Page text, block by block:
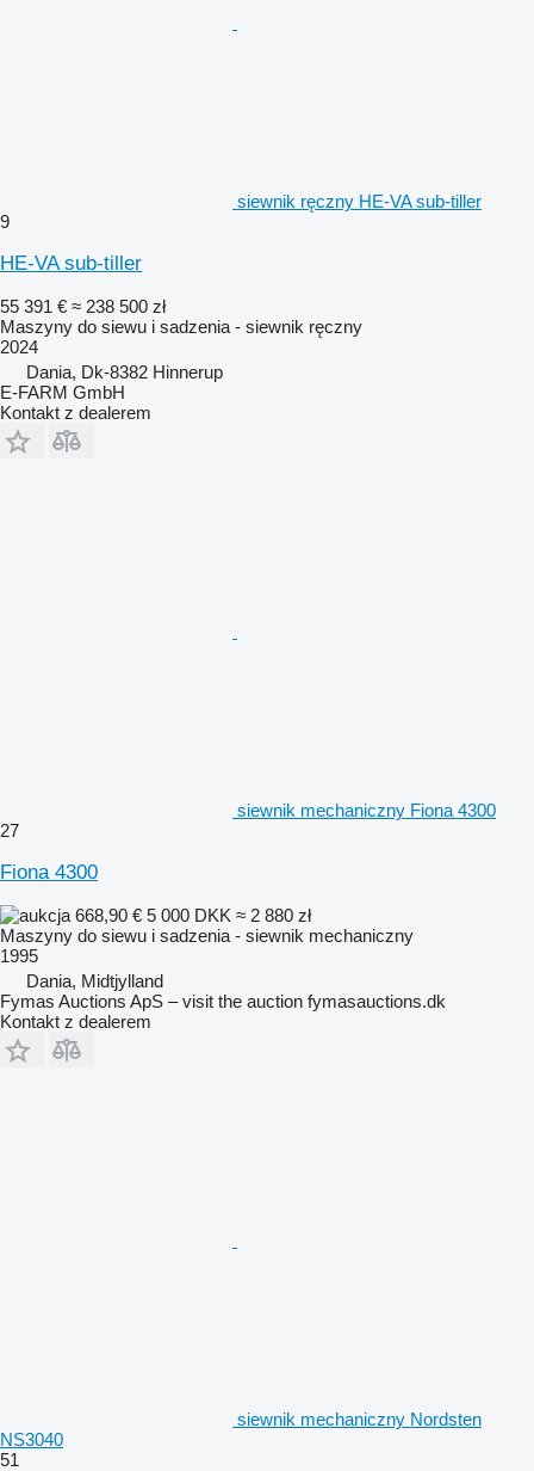
siewnik ręczny HE-VA sub-tiller
9
HE-VA sub-tiller
55 391 € ≈ 238 500 zł
Maszyny do siewu i sadzenia - siewnik ręczny
2024
Dania, Dk-8382 Hinnerup
E-FARM GmbH
Kontakt z dealerem
siewnik mechaniczny Fiona 4300
27
Fiona 4300
668,90 € 5 000 DKK ≈ 2 880 zł
Maszyny do siewu i sadzenia - siewnik mechaniczny
1995
Dania, Midtjylland
Fymas Auctions ApS – visit the auction fymasauctions.dk
Kontakt z dealerem
siewnik mechaniczny Nordsten
NS3040
51